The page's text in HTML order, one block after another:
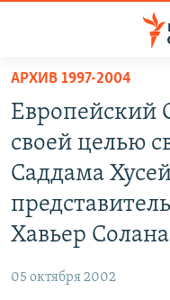
упрощенного
доступа
Вернуться
основному
содержанию
Вернутся
главной
навигации
ПОДКАСТЫ
АВТОРСКИЕ ПРОЕКТЫ
МНЕНИЯ
IDEL.РЕАЛИИ
АРХИВ 1997-2004
Европейский
своей целью
Саддама
Хавьер Солана
05 октября 2002